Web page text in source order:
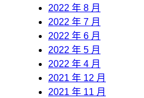
2022 年 8 月
2022 年 7 月
2022 年 6 月
2022 年 5 月
2022 年 4 月
2021 年 12 月
2021 年 11 月